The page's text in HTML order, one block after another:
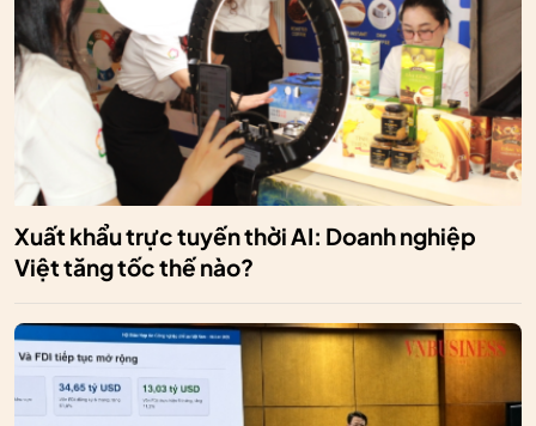
Xuất khẩu trực tuyến thời AI: Doanh nghiệp
Việt tăng tốc thế nào?